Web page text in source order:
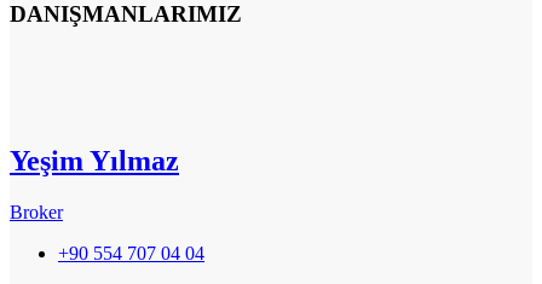
DANIŞMANLARIMIZ
Yeşim Yılmaz
Broker
+90 554 707 04 04